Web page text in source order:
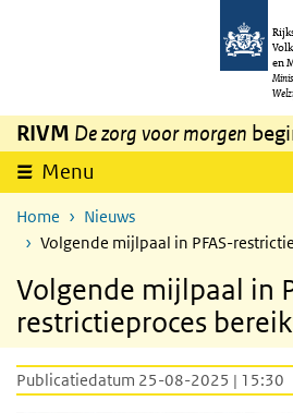
Overslaan en naar de inhoud gaan
en
RIVM De zorg voor morgen
Menu
Home
Nieuws
Volgende mijlpaal in PFAS-
Volgende mijlpaal in
restrictieproces
Publicatiedatum 25-08-2025 | 15:30